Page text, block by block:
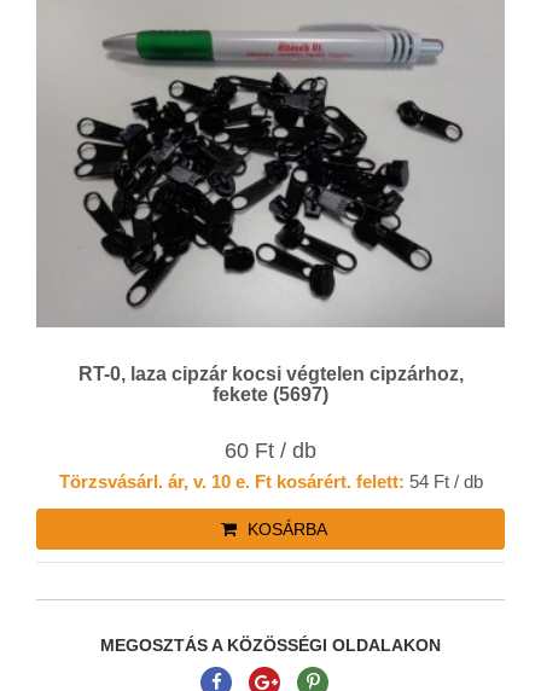
RT-0, laza cipzár kocsi végtelen cipzárhoz,
fekete (5697)
60 Ft / db
Törzsvásárl. ár, v. 10 e. Ft kosárért. felett: 54 Ft / db
KOSÁRBA
MEGOSZTÁS A KÖZÖSSÉGI OLDALAKON